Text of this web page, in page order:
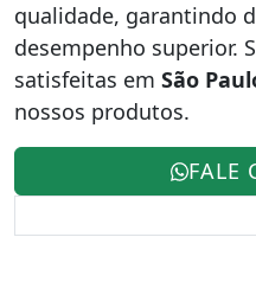
qualidade, garantindo
desempenho superior.
satisfeitas em São
nossos produtos.
FALE